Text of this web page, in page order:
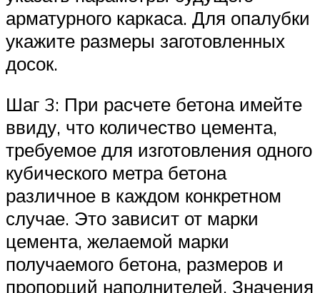
арматурного каркаса. Для опалубки
укажите размеры заготовленных
досок.
Шаг 3: При расчете бетона имейте
ввиду, что количество цемента,
требуемое для изготовления одного
кубического метра бетона
различное в каждом конкретном
случае. Это зависит от марки
цемента, желаемой марки
получаемого бетона, размеров и
пропорций наполнителей. Значения